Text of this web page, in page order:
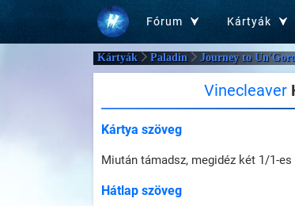
Fórum Kártyák
Kártyák Paladin Journey to
Vinecleaver
Kártya szöveg
Miután támadsz, megidéz két 1/1-
Hátlap szöveg